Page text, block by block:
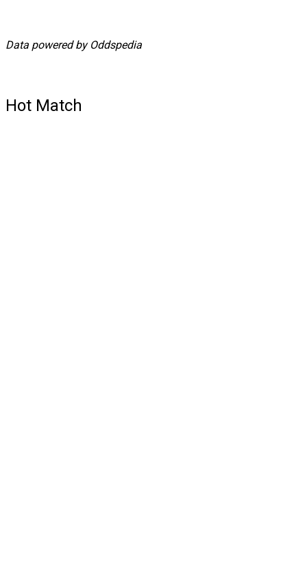
Data powered by Oddspedia
Hot Match